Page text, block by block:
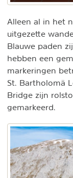
Alleen al in het
uitgezette
Blauwe paden
hebben een
markeringen
St. Bartholomä
Bridge zijn
gemarkeerd.